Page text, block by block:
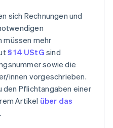
sich Rechnungen und
müssen mehr
§ 14 UStG sind
sowie die
innen vorgeschrieben.
Pflichtangaben einer
Artikel über das
.